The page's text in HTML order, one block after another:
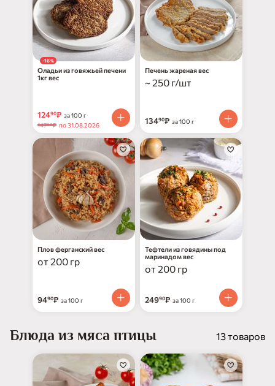
-16%
Оладьи из говяжьей печени
1кг вес
12490₽ за 100 г
14700₽ по 31.08.2026
Печень жареная вес
~ 250 г/шт
13490₽ за 100 г
Плов ферганский вес
от 200 гр
9490₽ за 100 г
Тефтели из говядины под
маринадом вес
от 200 гр
24990₽ за 100 г
Блюда из мяса птицы 13 товаров